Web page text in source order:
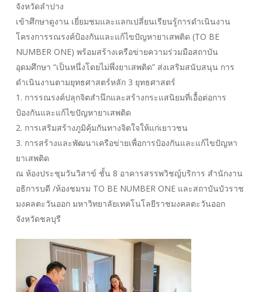
จังหวัดลำปาง
เข้าศึกษาดูงาน เยี่ยมชมและแลกเปลี่ยนเรียนรู้การดำเนินงาน
โครงการรณรงค์ป้องกันและแก้ไขปัญหายาเสพติด (TO BE
NUMBER ONE) พร้อมสร้างเครือข่ายความร่วมมือสถาบัน
อุดมศึกษา “เป็นหนึ่งโดยไม่พึ่งยาเสพติด” ส่งเสริมสนับสนุน การ
ดำเนินงานตามยุทธศาสตร์หลัก 3 ยุทธศาสตร์
1. การรณรงค์ปลุกจิตสำนึกและสร้างกระแสนิยมที่เอื้อต่อการ
ป้องกันและแก้ไขปัญหายาเสพติด
2. การเสริมสร้างภูมิคุ้มกันทางจิตใจให้แก่เยาวชน
3. การสร้างและพัฒนาเครือข่ายเพื่อการป้องกันและแก้ไขปัญหา
ยาเสพติด
ณ ห้องประชุมวันวิสาข์ ชั้น 8 อาคารสรรพวิชญ์บริการ สำนักงาน
อธิการบดี /ห้องชมรม TO BE NUMBER ONE และสถาบันบัวราช
มงคลตะวันออก มหาวิทยาลัยเทคโนโลยีราชมงคลตะวันออก
จังหวัดชลบุรี